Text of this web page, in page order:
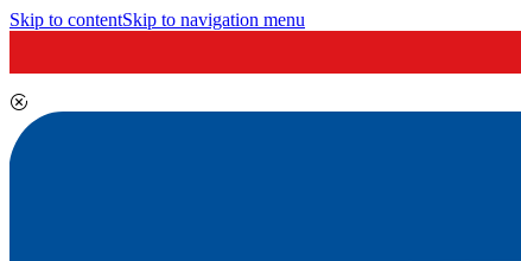
Skip to contentSkip to navigation menu